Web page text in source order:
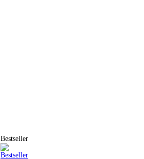
Bestseller